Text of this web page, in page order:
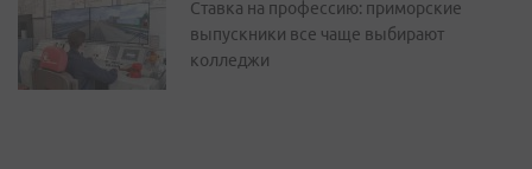
Ставка на профессию: приморские
выпускники все чаще выбирают
колледжи